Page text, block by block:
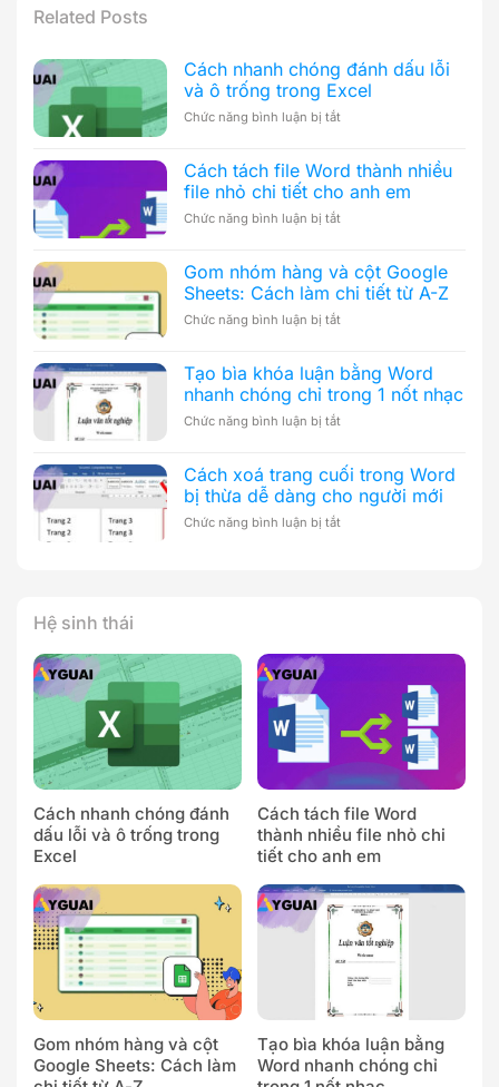
Related Posts
Cách nhanh chóng đánh dấu lỗi
và ô trống trong Excel
Chức năng bình luận bị tắtở
chóng
đánh
ô
trống
trong
Excel
Cách tách file Word thành nhiều
file nhỏ chi tiết cho anh em
Chức năng bình luận bị tắtở
file
Word
nhỏ
chi
tiết
cho
em
Gom nhóm hàng và cột Google
Sheets: Cách làm chi tiết từ A-Z
Chức năng bình luận bị tắtở
hàng
và
Cách
làm
chi
tiết
Tạo bìa khóa luận bằng Word
nhanh chóng chỉ trong 1 nốt nhạc
Chức năng bình luận bị tắtở
khóa
luận
Cách xoá trang cuối trong Word
bị thừa dễ dàng cho người mới
Chức năng bình luận bị tắtở
bị
cho
người
mới
Hệ sinh thái
Cách nhanh chóng đánh
dấu lỗi và ô trống trong
Excel
Cách tách file Word
thành nhiều file nhỏ chi
tiết cho anh em
Gom nhóm hàng và cột
Google Sheets: Cách làm
Tạo bìa khóa luận bằng
Word nhanh chóng chỉ